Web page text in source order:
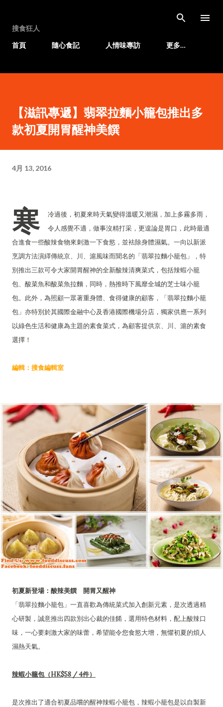
搜食狂人
首頁
隨心食記 人情味專訪 更多…
【滋訊專遞】翡翠拉麵小籠包推出多
款初夏開胃醒神美饌
4月 13, 2016
寒
冷過後，初夏來時天氣變得溫暖又潮濕，加上多霧多雨，
令人感覺不適，做事沒精打采，更遑論是胃口，此時最適
合進食一些酸辣食物來刺激一下食慾，並袪除身體濕氣。一向以新派
烹調方法演繹傳統京、川、滬風味而聞名的「翡翠拉麵小籠包」，特
別推出三款可令大家開胃醒神的全新酸辣清爽菜式，包括辣蝦小籠
包、酸菜魚和酸菜魚拉麵，同時，熱推時下風靡全城的芝士味小籠
包。此外，為照顧一眾著重身體、食得健康的顧客，「翡翠拉麵小籠
包」亦特別於其國際金融中心及香港國際機場分店，獨家供應一系列
以綠色生活和健康為主題的素食菜式，為顧客提供京、川、滬的素食
選擇！
編輯：搜食編輯室
初夏新登場：酸辣美饌 開胃又醒神
「翡翠拉麵小籠包」一直喜歡為傳統菜式加入創新元素，是次透過精
心研製，誠意推出四款別出心裁的佳餚，選用特色材料，配上酸辣口
味，一心要刺激大家的味蕾，希望能令您食慾大增，無懼初夏的煩人
濕熱天氣。
辣蝦小籠包（HK$58 / 4件）
是次推出了適合初夏品嚐的醒神辣蝦小籠包，辣蝦小籠包是以自製新